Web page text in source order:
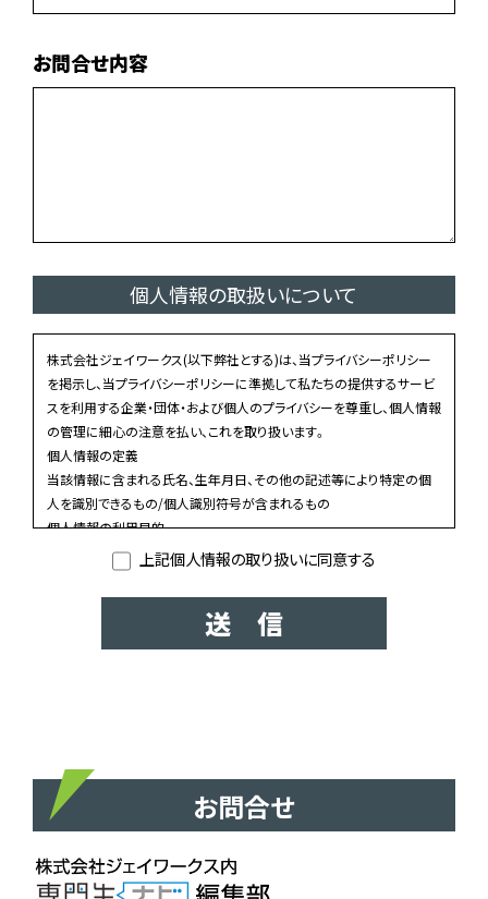
お問合せ内容
個人情報の取扱いについて
株式会社ジェイワークス(以下弊社とする)は、当プライバシーポリシー
を掲示し、当プライバシーポリシーに準拠して私たちの提供するサービ
スを利用する企業・団体・および個人のプライバシーを尊重し、個人情報
の管理に細心の注意を払い、これを取り扱います。
個人情報の定義
当該情報に含まれる氏名、生年月日、その他の記述等により特定の個
人を識別できるもの/個人識別符号が含まれるもの
個人情報の利用目的
弊社のお問い合わせやサービスへのお申し込み等を通じて、お預かり
した個人情報は、以下に示す利用目的のために、適正に利用するもの
と致します。
・お客様からのお問い合わせ等に対応するため。
・お客様からお申し込みいただいたサービス等の提供のため。
個人情報の第三者提供
当サイトのお問い合わせやサービスへのお申し込み等を通じて、お預か
りした個人情報は、個人情報保護法その他の法令に基づき開示が認め
ありません。
広告について
上記個人情報の取り扱いに同意する
送 信
お問合せ